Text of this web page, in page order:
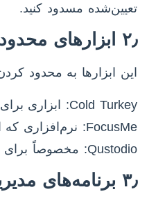
تعیین‌شده مسدود کنید.
۲٫ ابزارهای محدودکننده محتوا
این ابزارها به محدود
Cold Turkey: ابزاری برای مسدود کردن سایت‌ها و برنامه‌ها برای مدت‌زمان مشخص.
FocusMe: نرم‌افزاری که امکان محدود کردن دسترسی به اپلیکیشن‌ها و وب‌سایت‌ها را فراهم می‌کند.
Qustodio: مخصوصاً برای والدینی که می‌خواهند دسترسی فرزندان به فضای مجازی را کنترل کنند.
۳٫ برنامه‌های مدیریت استرس و ذهن‌آگاهی